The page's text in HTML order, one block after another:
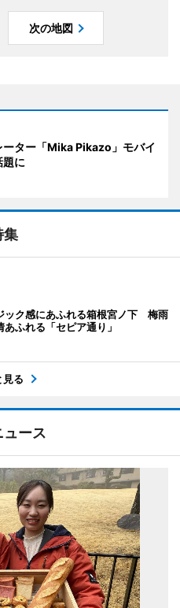
次の地図
ーター「Mika Pikazo」モバイ
題に
集
ック感にあふれる箱根宮ノ下 梅雨
あふれる「セピア通り」
見る
ース